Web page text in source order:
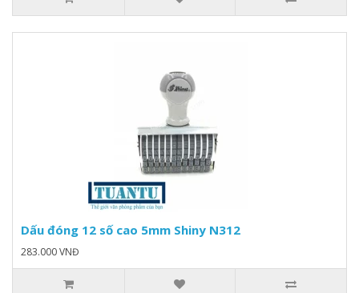
Dấu đóng 12 số cao 5mm Shiny N312
283.000 VNĐ